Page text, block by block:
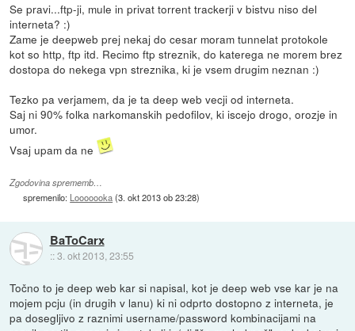
Se pravi...ftp-ji, mule in privat torrent trackerji v bistvu niso del
interneta? :)
Zame je deepweb prej nekaj do cesar moram tunnelat protokole
kot so http, ftp itd. Recimo ftp streznik, do katerega ne morem brez
dostopa do nekega vpn streznika, ki je vsem drugim neznan :)
Tezko pa verjamem, da je ta deep web vecji od interneta.
Saj ni 90% folka narkomanskih pedofilov, ki iscejo drogo, orozje in
umor.
Vsaj upam da ne
Zgodovina sprememb…
spremenilo: Looooooka(3. okt 2013 ob 23:28)
BaToCarx
::3. okt 2013, 23:55
Točno to je deep web kar si napisal, kot je deep web vse kar je na
mojem pcju (in drugih v lanu) ki ni odprto dostopno z interneta, je
pa dosegljivo z raznimi username/password kombinacijami na